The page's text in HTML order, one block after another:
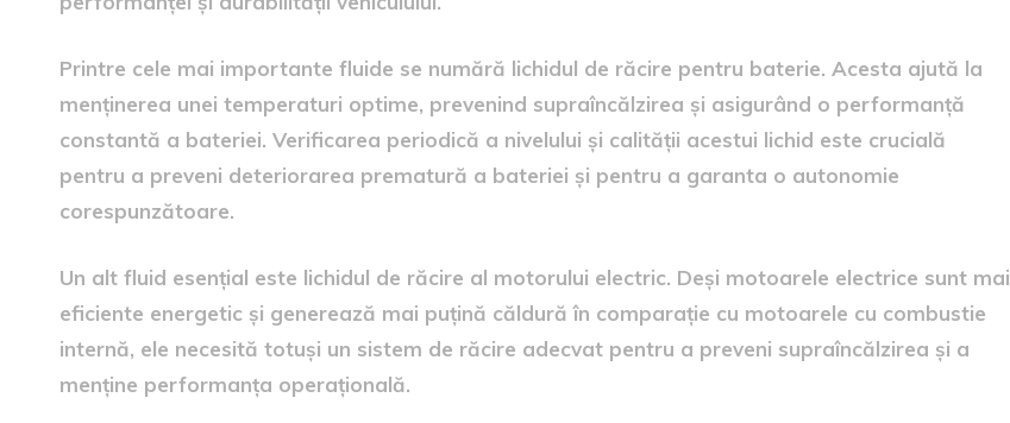
Printre cele mai importante fluide se numără lichidul de răcire pentru baterie. Acesta ajută la
menținerea unei temperaturi optime, prevenind supraîncălzirea și asigurând o performanță
constantă a bateriei. Verificarea periodică a nivelului și calității acestui lichid este crucială
pentru a preveni deteriorarea prematură a bateriei și pentru a garanta o autonomie
corespunzătoare.
Un alt fluid esențial este lichidul de răcire al motorului electric. Deși motoarele electrice sunt mai
eficiente energetic și generează mai puțină căldură în comparație cu motoarele cu combustie
internă, ele necesită totuși un sistem de răcire adecvat pentru a preveni supraîncălzirea și a
menține performanța operațională.